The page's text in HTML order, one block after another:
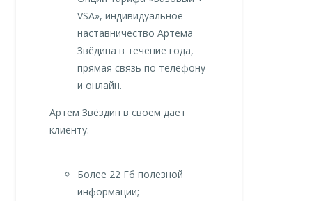
VSA», индивидуальное
наставничество Артема
Звёдина в течение года,
прямая связь по телефону
и онлайн.
Артем Звёздин в своем дает
клиенту:
Более 22 Гб полезной
информации;